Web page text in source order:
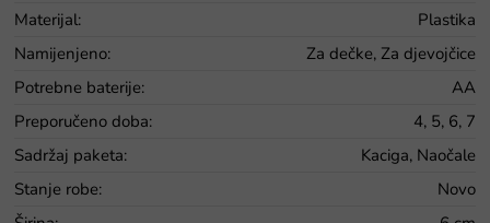
Materijal:
Plastika
Namijenjeno:
Za dečke, Za djevojčice
Potrebne baterije:
AA
Preporučeno doba:
4, 5, 6, 7
Sadržaj paketa:
Kaciga, Naočale
Stanje robe:
Novo